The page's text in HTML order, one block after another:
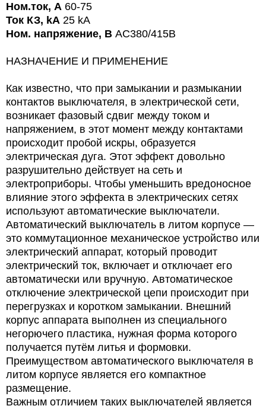
Ном.ток, А 60-75
Ток КЗ, kA 25 kA
Ном. напряжение, В AC380/415В
НАЗНАЧЕНИЕ И ПРИМЕНЕНИЕ
Как известно, что при замыкании и размыкании
контактов выключателя, в электрической сети,
возникает фазовый сдвиг между током и
напряжением, в этот момент между контактами
происходит пробой искры, образуется
электрическая дуга. Этот эффект довольно
разрушительно действует на сеть и
электроприборы. Чтобы уменьшить вредоносное
влияние этого эффекта в электрических сетях
используют автоматические выключатели.
Автоматический выключатель в литом корпусе —
это коммутационное механическое устройство или
электрический аппарат, который проводит
электрический ток, включает и отключает его
автоматически или вручную. Автоматическое
отключение электрической цепи происходит при
перегрузках и коротком замыкании. Внешний
корпус аппарата выполнен из специального
негорючего пластика, нужная форма которого
получается путём литья и формовки.
Преимуществом автоматического выключателя в
литом корпусе является его компактное
размещение.
Важным отличием таких выключателей является